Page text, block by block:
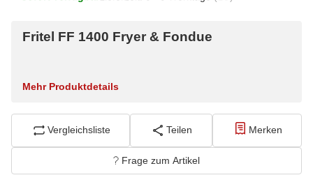
Fritel FF 1400 Fryer & Fondue
Mehr Produktdetails
Vergleichsliste Teilen Merken
Frage zum Artikel